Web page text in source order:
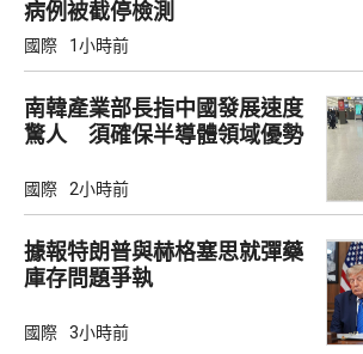
病例被截停檢測
國際 1小時前
南韓產業部長指中國發展速度
驚人 須確保半導體領域優勢
國際 2小時前
據報特朗普與赫格塞思就彈藥
庫存問題爭執
國際 3小時前